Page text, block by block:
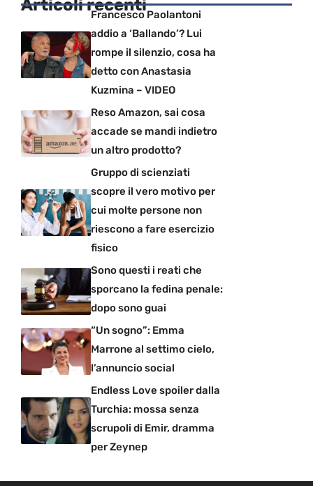
Articoli recentiFrancesco Paolantoni
addio a ‘Ballando’? Lui
rompe il silenzio, cosa ha
detto con Anastasia
Kuzmina – VIDEO
Reso Amazon, sai cosa
accade se mandi indietro
un altro prodotto?
Gruppo di scienziati
scopre il vero motivo per
cui molte persone non
riescono a fare esercizio
fisico
Sono questi i reati che
sporcano la fedina penale:
dopo sono guai
“Un sogno”: Emma
Marrone al settimo cielo,
l’annuncio social
Endless Love spoiler dalla
Turchia: mossa senza
scrupoli di Emir, dramma
per Zeynep